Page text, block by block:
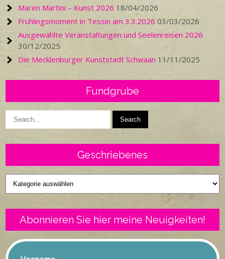
Maren Martini – Kunst 2026 18/04/2026
Frühlingsmoment in Tessin am 3.3.2026 03/03/2026
Ausgewählte Veranstaltungen und Seelenreisen 2026
30/12/2025
Die Mecklenburger Kunststadt Schwaan 11/11/2025
Fundgrube
Geschriebenes
Geschriebenes
Abonnieren Sie hier meine Neuigkeiten!